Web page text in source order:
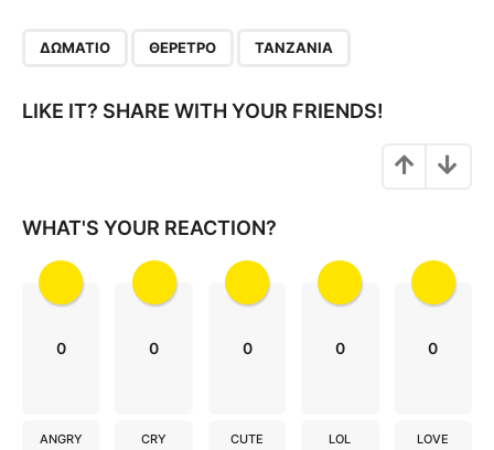
i
i
ΔΩΜΆΤΙΟ ΘΈΡΕΤΡΟ ΤΑΝΖΑΝΊΑ
LIKE IT? SHARE WITH YOUR FRIENDS!
WHAT'S YOUR REACTION?
0
ANGRY
0
CRY
0
CUTE
0
LOL
0
LOVE